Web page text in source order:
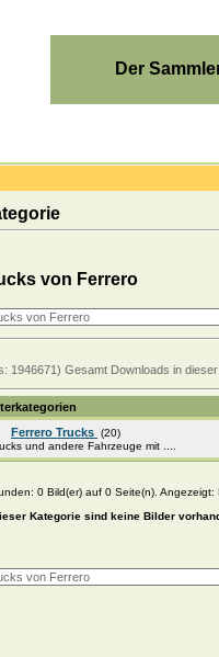
Der
von Ferrero
1946671) Gesamt Downloads in
Ferrero Trucks (20)
und andere Fahrzeuge mit ....
0 Bild(er) auf 0 Seite(n). Angezeigt:
Kategorie sind keine Bilder